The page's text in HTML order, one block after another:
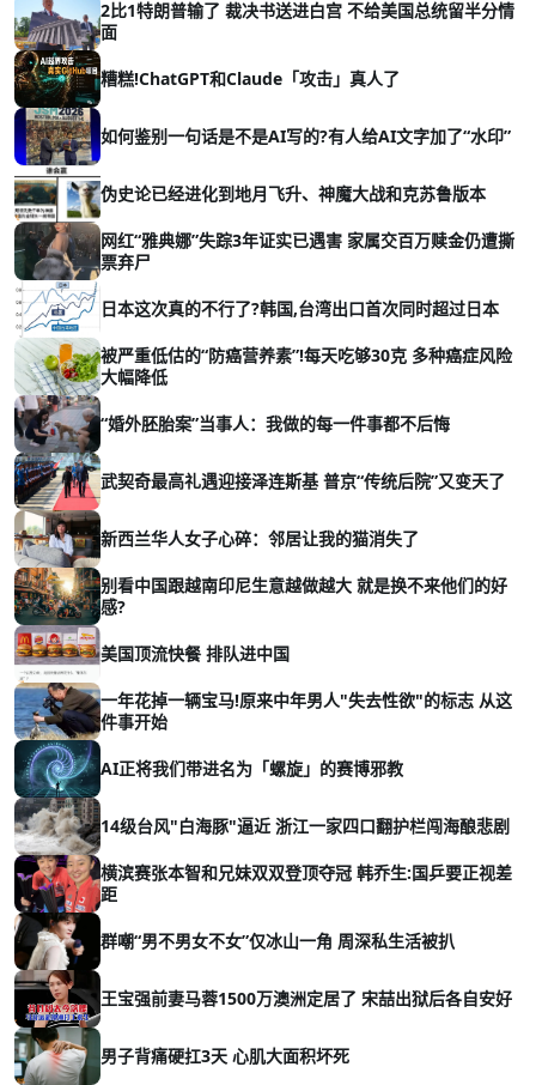
2比1特朗普输了 裁决书送进白宫 不给美国总统留半分情
面
糟糕!ChatGPT和Claude「攻击」真人了
如何鉴别一句话是不是AI写的?有人给AI文字加了“水印”
伪史论已经进化到地月飞升、神魔大战和克苏鲁版本
网红“雅典娜”失踪3年证实已遇害 家属交百万赎金仍遭撕
票弃尸
日本这次真的不行了?韩国,台湾出口首次同时超过日本
被严重低估的“防癌营养素”!每天吃够30克 多种癌症风险
大幅降低
“婚外胚胎案”当事人：我做的每一件事都不后悔
武契奇最高礼遇迎接泽连斯基 普京“传统后院”又变天了
新西兰华人女子心碎：邻居让我的猫消失了
别看中国跟越南印尼生意越做越大 就是换不来他们的好
感?
美国顶流快餐 排队进中国
一年花掉一辆宝马!原来中年男人"失去性欲"的标志 从这
件事开始
AI正将我们带进名为「螺旋」的赛博邪教
14级台风"白海豚"逼近 浙江一家四口翻护栏闯海酿悲剧
横滨赛张本智和兄妹双双登顶夺冠 韩乔生:国乒要正视差
距
群嘲“男不男女不女”仅冰山一角 周深私生活被扒
王宝强前妻马蓉1500万澳洲定居了 宋喆出狱后各自安好
男子背痛硬扛3天 心肌大面积坏死